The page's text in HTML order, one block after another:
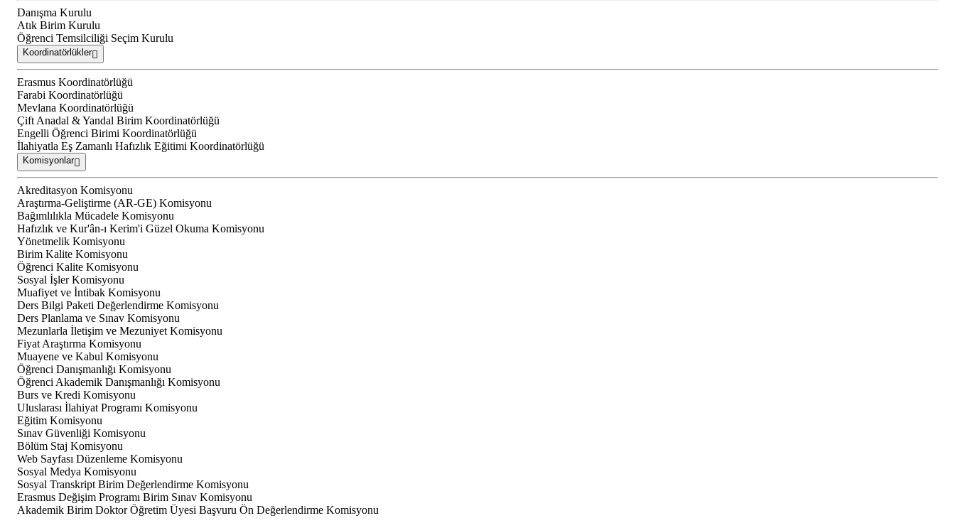
Danışma Kurulu
Atık Birim Kurulu
Öğrenci Temsilciliği Seçim Kurulu
Koordinatörlükler
Erasmus Koordinatörlüğü
Farabi Koordinatörlüğü
Mevlana Koordinatörlüğü
Çift Anadal & Yandal Birim Koordinatörlüğü
Engelli Öğrenci Birimi Koordinatörlüğü
İlahiyatla Eş Zamanlı Hafızlık Eğitimi Koordinatörlüğü
Komisyonlar
Akreditasyon Komisyonu
Araştırma-Geliştirme (AR-GE) Komisyonu
Bağımlılıkla Mücadele Komisyonu
Hafızlık ve Kur'ân-ı Kerim'i Güzel Okuma Komisyonu
Yönetmelik Komisyonu
Birim Kalite Komisyonu
Öğrenci Kalite Komisyonu
Sosyal İşler Komisyonu
Muafiyet ve İntibak Komisyonu
Ders Bilgi Paketi Değerlendirme Komisyonu
Ders Planlama ve Sınav Komisyonu
Mezunlarla İletişim ve Mezuniyet Komisyonu
Fiyat Araştırma Komisyonu
Muayene ve Kabul Komisyonu
Öğrenci Danışmanlığı Komisyonu
Öğrenci Akademik Danışmanlığı Komisyonu
Burs ve Kredi Komisyonu
Uluslarası İlahiyat Programı Komisyonu
Eğitim Komisyonu
Sınav Güvenliği Komisyonu
Bölüm Staj Komisyonu
Web Sayfası Düzenleme Komisyonu
Sosyal Medya Komisyonu
Sosyal Transkript Birim Değerlendirme Komisyonu
Erasmus Değişim Programı Birim Sınav Komisyonu
Akademik Birim Doktor Öğretim Üyesi Başvuru Ön Değerlendirme Komisyonu